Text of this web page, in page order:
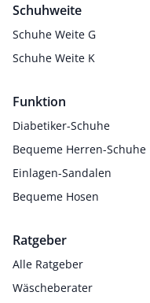
Schuhweite
Schuhe Weite G
Schuhe Weite K
Funktion
Diabetiker-Schuhe
Bequeme Herren-Schuhe
Einlagen-Sandalen
Bequeme Hosen
Ratgeber
Alle Ratgeber
Wäscheberater